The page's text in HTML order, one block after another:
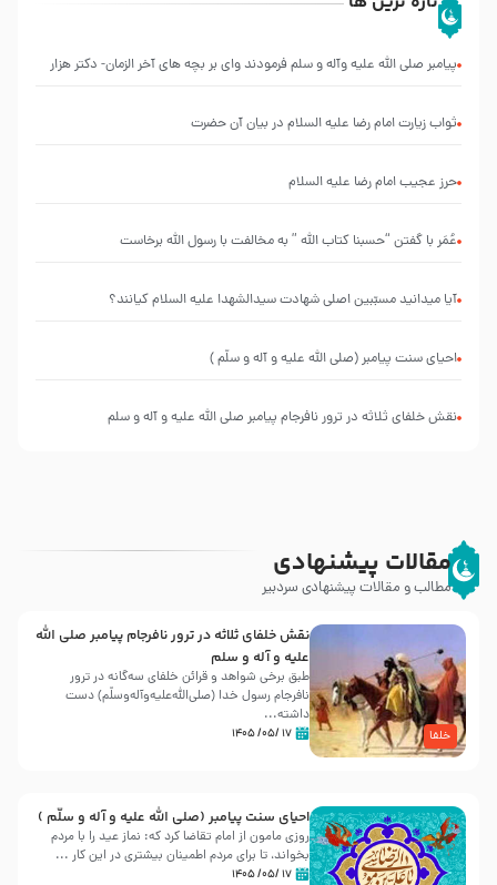
پیامبر صلی الله علیه وآله و سلم فرمودند وای بر بچه های آخر الزمان- دکتر هزار
ثواب زیارت امام رضا علیه السلام در بیان آن حضرت
حرز عجیب امام رضا علیه السلام
عُمَر با گفتن “حسبنا كتاب اللّه ” به مخالفت با رسول اللّه برخاست
آیا میدانید مسبّبین اصلی شهادت سیدالشهدا علیه ‌السلام کیانند؟
احیای سنت پیامبر (صلی الله علیه و آله و سلّم )
نقش خلفای ثلاثه در ترور نافرجام پیامبر صلی الله علیه و آله و سلم
مقالات پیشنهادی
مطالب و مقالات پیشنهادی سردبیر
خلفا
نقش خلفای ثلاثه در ترور نافرجام پیامبر صلی الله
علیه و آله و سلم
طبق برخی شواهد و قرائن خلفای سه‌گانه در ترور
نافرجام رسول خدا (صلی‌الله‌علیه‌و‌آله‌وسلّم) دست
داشته‌...
۱۷ /۰۵/ ۱۴۰۵
احیای سنت پیامبر (صلی الله علیه و آله و سلّم )
روزی مامون از امام تقاضا کرد که: نماز عید را با مردم
بخواند، تا برای مردم اطمینان بیشتری در این کار ...
۱۷ /۰۵/ ۱۴۰۵